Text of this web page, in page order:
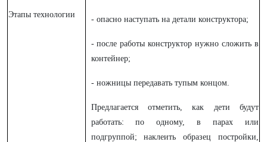
Этапы технологии
- опасно наступать на детали конструктора;
- после работы конструктор нужно сложить в
контейнер;
- ножницы передавать тупым концом.
Предлагается отметить, как дети будут
работать: по одному, в парах или
подгруппой; наклеить образец постройки,